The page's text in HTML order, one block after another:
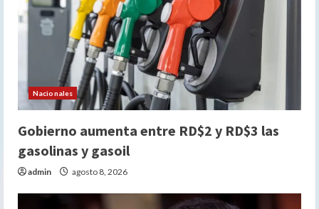
Nacionales
Gobierno aumenta entre RD$2 y RD$3 las
gasolinas y gasoil
admin agosto 8, 2026